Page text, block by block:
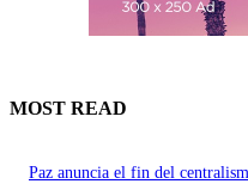
MOST READ
Paz anuncia el fin del